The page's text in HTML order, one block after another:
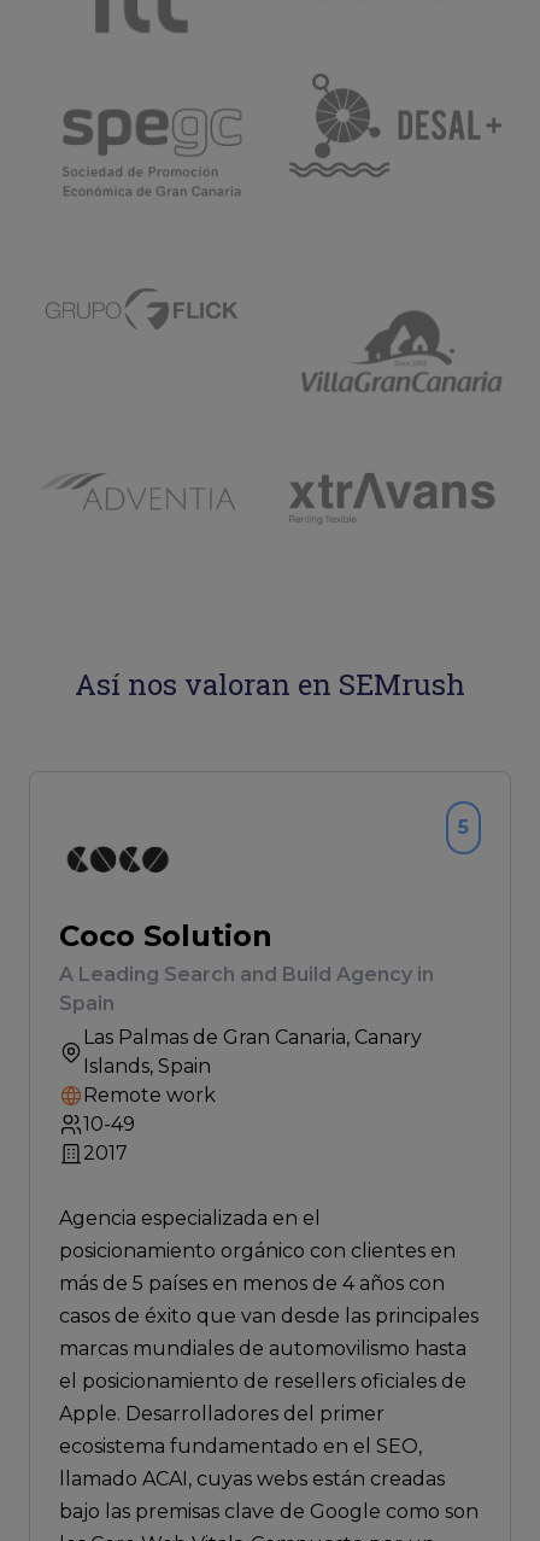
Así nos valoran en SEMrush
Coco Solution
A Leading Search and Build Agency in
Spain
Las Palmas de Gran Canaria, Canary
Islands, Spain
Remote work
10-49
2017
5
Agencia especializada en el
posicionamiento orgánico con clientes en
más de 5 países en menos de 4 años con
casos de éxito que van desde las principales
marcas mundiales de automovilismo hasta
el posicionamiento de resellers oficiales de
Apple. Desarrolladores del primer
ecosistema fundamentado en el SEO,
llamado ACAI, cuyas webs están creadas
bajo las premisas clave de Google como son